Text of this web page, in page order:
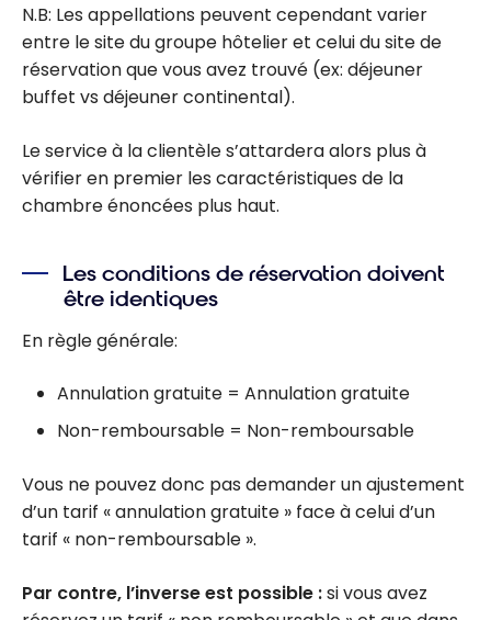
N.B: Les appellations peuvent cependant varier
entre le site du groupe hôtelier et celui du site de
réservation que vous avez trouvé (ex: déjeuner
buffet vs déjeuner continental).
Le service à la clientèle s’attardera alors plus à
vérifier en premier les caractéristiques de la
chambre énoncées plus haut.
Les conditions de réservation doivent
être identiques
En règle générale:
Annulation gratuite = Annulation gratuite
Non-remboursable = Non-remboursable
Vous ne pouvez donc pas demander un ajustement
d’un tarif « annulation gratuite » face à celui d’un
tarif « non-remboursable ».
Par contre, l’inverse est possible :si vous avez